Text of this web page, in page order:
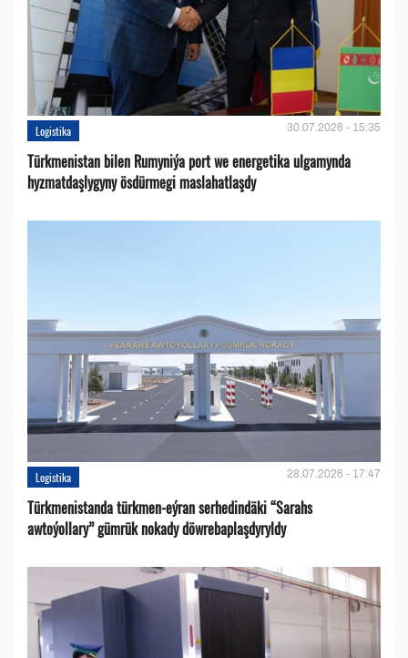
Logistika 30.07.2026 - 15:35
Türkmenistan bilen Rumyniýa port we energetika ulgamynda
hyzmatdaşlygyny ösdürmegi maslahatlaşdy
Logistika 28.07.2026 - 17:47
Türkmenistanda türkmen-eýran serhedindäki “Sarahs
awtoýollary” gümrük nokady döwrebaplaşdyryldy